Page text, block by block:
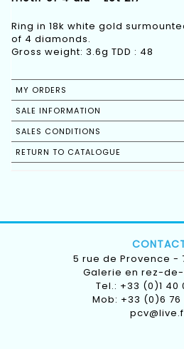
Ring in 18k white gold
of 4 diamonds.
Gross weight: 3.6g TDD : 48
MY ORDERS
SALE INFORMATION
SALES CONDITIONS
RETURN TO CATALOGUE
5 rue de Provence -
Galerie en rez-
Tel.: +33 (0)1 40
Mob: +33 (0)6 76